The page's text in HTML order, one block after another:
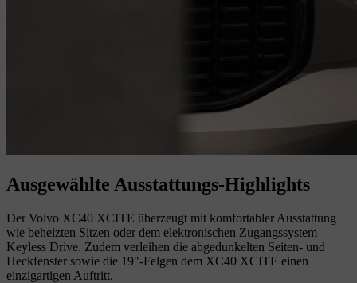
Ausgewählte Ausstattungs-Highlights
Der Volvo XC40 XCITE überzeugt mit komfortabler Ausstattung
wie beheizten Sitzen oder dem elektronischen Zugangssystem
Keyless Drive. Zudem verleihen die abgedunkelten Seiten- und
Heckfenster sowie die 19"-Felgen dem XC40 XCITE einen
einzigartigen Auftritt.